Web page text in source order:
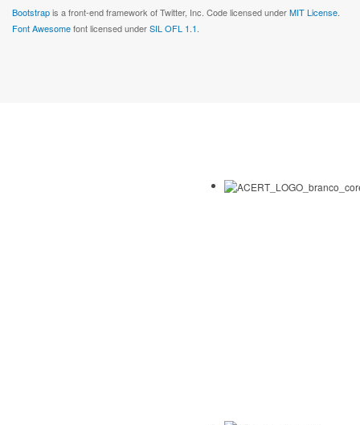
Bootstrapis a front-end framework of Twitter, Inc. Code licensed underMIT License.
Font Awesomefont licensed underSIL OFL 1.1